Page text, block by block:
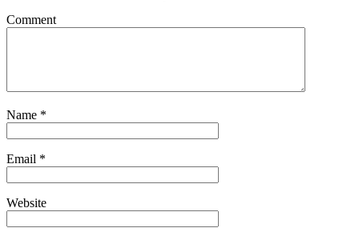
Comment
Name *
Email *
Website